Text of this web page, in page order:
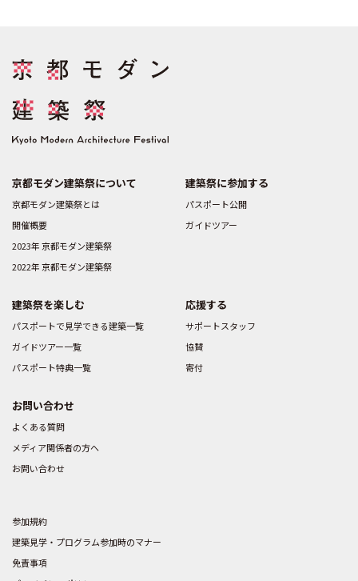
京都モダン建築祭について
京都モダン建築祭とは
開催概要
2023年 京都モダン建築祭
2022年 京都モダン建築祭
建築祭に参加する
パスポート公開
ガイドツアー
建築祭を楽しむ
パスポートで見学できる建築一覧
ガイドツアー一覧
パスポート特典一覧
応援する
サポートスタッフ
協賛
寄付
お問い合わせ
よくある質問
メディア関係者の方へ
お問い合わせ
参加規約
建築見学・プログラム参加時のマナー
免責事項